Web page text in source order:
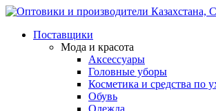
Поставщики
Мода и красота
Аксессуары
Головные уборы
Косметика и средства по
Обувь
Одежда